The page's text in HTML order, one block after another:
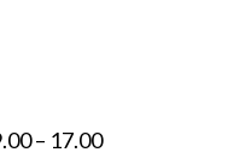
– 17.00